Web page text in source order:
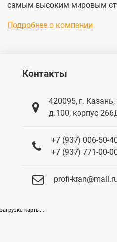
самым высоким мировым
Подробнее о компании
Контакты
420095, г.
д.100, корпус
+7 (937) 006-50-40
+7 (937) 771-00-00
profi-kran@mail.ru
загрузка карты...